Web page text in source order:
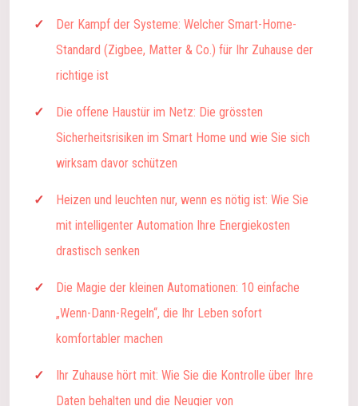
Der Kampf der Systeme: Welcher Smart-Home-
Standard (Zigbee, Matter & Co.) für Ihr Zuhause der
richtige ist
Die offene Haustür im Netz: Die grössten
Sicherheitsrisiken im Smart Home und wie Sie sich
wirksam davor schützen
Heizen und leuchten nur, wenn es nötig ist: Wie Sie
mit intelligenter Automation Ihre Energiekosten
drastisch senken
Die Magie der kleinen Automationen: 10 einfache
„Wenn-Dann-Regeln“, die Ihr Leben sofort
komfortabler machen
Ihr Zuhause hört mit: Wie Sie die Kontrolle über Ihre
Daten behalten und die Neugier von